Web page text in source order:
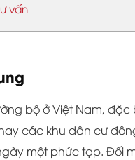
vấn
bộ ở Việt Nam, đặc
các khu dân cư
một phức tạp. Đối